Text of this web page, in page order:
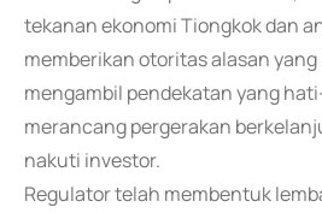
tekanan ekonomi Tiongkok dan
memberikan otoritas alasan
mengambil pendekatan yang
merancang pergerakan
nakuti investor.
Regulator telah membentuk